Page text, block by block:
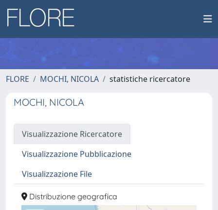
FLORE MOCHI, NICOLA statistiche ricercatore
MOCHI, NICOLA
Visualizzazione Ricercatore
Visualizzazione Pubblicazione
Visualizzazione File
Distribuzione geografica